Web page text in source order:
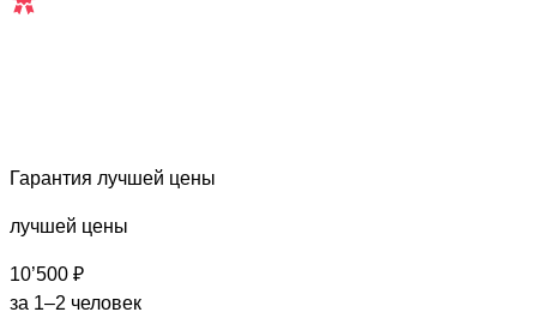
Гарантия лучшей цены
лучшей цены
10’500 ₽
за 1–2 человек